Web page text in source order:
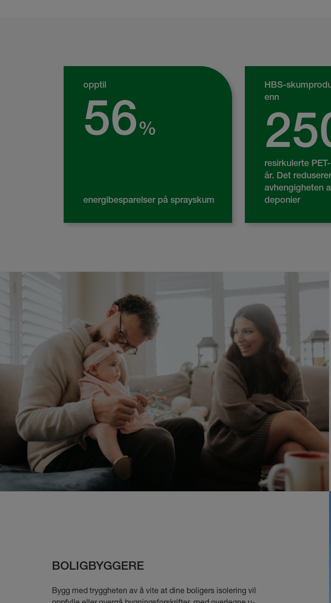
opptil
56%
energibesparelser på sprayskum
HBS-
enn
resirkulerte
år. Det
avhengigheten
deponier
BOLIGBYGGERE
Bygg med tryggheten av å vite at dine boligers isolering vil